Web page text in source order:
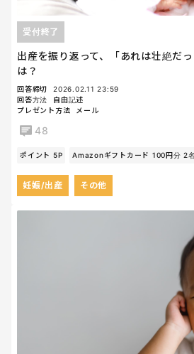
出産を振り返って、「あれは壮絶だ
は？
受付終了
回答締切
2026.02.11 23:59
回答方法
自由記述
プレゼント方法
メール
48
ポイント 5P Amazonギフトカード 100円分 2名
妊娠/出産 その他